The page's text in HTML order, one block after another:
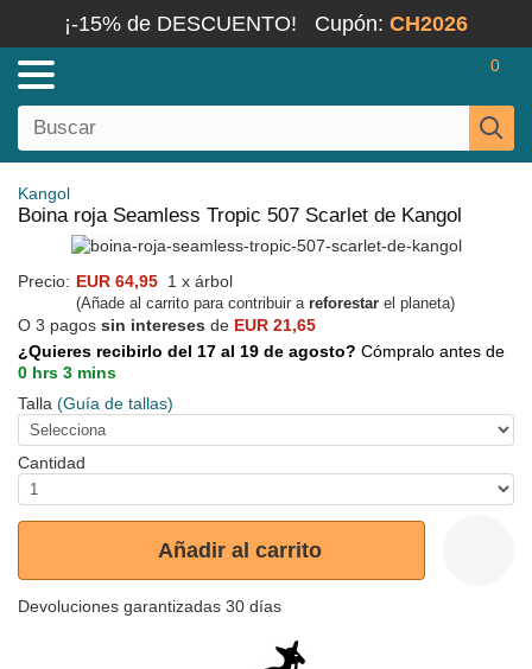
¡-15% de DESCUENTO! Cupón: CH2026
0
Kangol
Boina roja Seamless Tropic 507 Scarlet de Kangol
Precio: EUR 64,95 1 x árbol
(Añade al carrito para contribuir a reforestar el planeta)
O 3 pagos sin intereses de EUR 21,65
¿Quieres recibirlo del 17 al 19 de agosto? Cómpralo antes de
0 hrs 3 mins
Talla (Guía de tallas)
Cantidad
Añadir al carrito
Devoluciones garantizadas 30 días